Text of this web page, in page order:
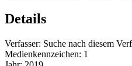
Details
Verfasser: Suche nach diesem
Medienkennzeichen: 1